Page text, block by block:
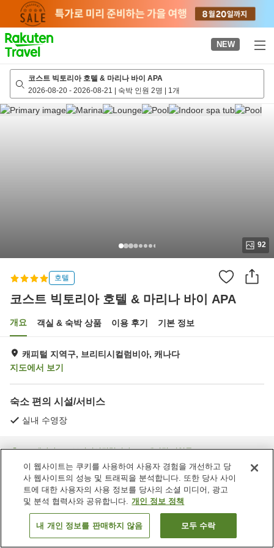
page
NEW
코스트 빅토리아 호텔 & 마리나 바이 APA
2026-08-20 - 2026-08-21 | 숙박 인원 2명 | 1개
92
호텔
코스트 빅토리아 호텔 & 마리나 바이 APA
개요 객실 & 숙박 상품 이용 후기 기본 정보
캐피털 지역구, 브리티시컬럼비아, 캐나다
지도에서 보기
숙소 편의 시설/서비스
실내 수영장
홈 캐나다 브리티시컬럼비아
캐피털 지역구
코스트 빅토리아 호텔 & 마리나 바이 APA
객실 보기
이 웹사이트는 쿠키를 사용하여 사용자 경험을 개선하고 당
사 웹사이트의 성능 및 트래픽을 분석합니다. 또한 당사 사이
트에 대한 사용자의 사용 정보를 당사의 소셜 미디어, 광고
및 분석 협력사와 공유합니다. 개인 정보 정책
내 개인 정보를 판매하지 않음 모두 수락